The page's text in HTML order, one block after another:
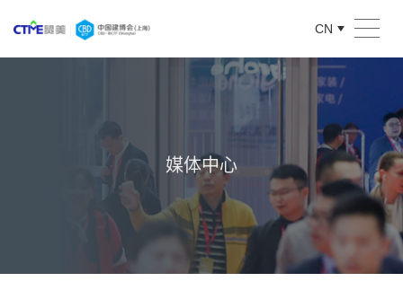
CN
媒体中心